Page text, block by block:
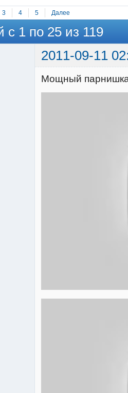
3 4 5 Далее
1 по 25 из 119
2011-09-11
Мощный